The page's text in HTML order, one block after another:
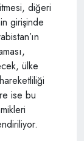
diğeri
girişinde
ülke
ise bu